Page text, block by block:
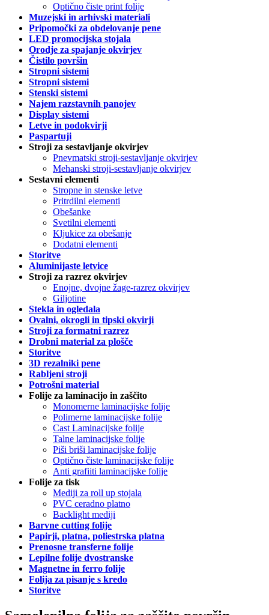
Optično čiste print folije
Muzejski in arhivski materiali
Pripomočki za obdelovanje pene
LED promocijska stojala
Orodje za spajanje okvirjev
Čistilo površin
Stropni sistemi
Stropni sistemi
Stenski sistemi
Najem razstavnih panojev
Display sistemi
Letve in podokvirji
Paspartuji
Stroji za sestavljanje okvirjev
Pnevmatski stroji-sestavljanje okvirjev
Mehanski stroji-sestavljanje okvirjev
Sestavni elementi
Stropne in stenske letve
Pritrdilni elementi
Obešanke
Svetilni elementi
Kljukice za obešanje
Dodatni elementi
Storitve
Aluminijaste letvice
Stroji za razrez okvirjev
Enojne, dvojne žage-razrez okvirjev
Giljotine
Stekla in ogledala
Ovalni, okrogli in tipski okvirji
Stroji za formatni razrez
Drobni material za plošče
Storitve
3D rezalniki pene
Rabljeni stroji
Potrošni material
Folije za laminacijo in zaščito
Monomerne laminacijske folije
Polimerne laminacijske folije
Cast Laminacijske folije
Talne laminacijske folije
Piši briši laminacijske folije
Optično čiste laminacijske folije
Anti grafiiti laminacijske folije
Folije za tisk
Mediji za roll up stojala
PVC ceradno platno
Backlight mediji
Barvne cutting folije
Papirji, platna, poliestrska platna
Prenosne transferne folije
Lepilne folije dvostranske
Magnetne in ferro folije
Folija za pisanje s kredo
Storitve